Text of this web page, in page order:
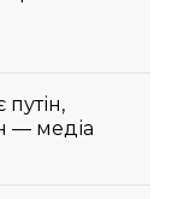
— медіа